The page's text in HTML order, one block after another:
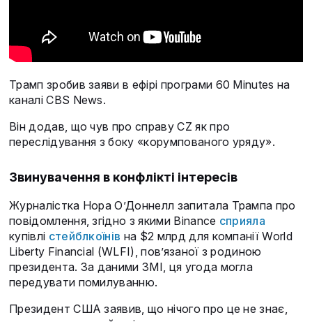
Трамп зробив заяви в ефірі програми 60 Minutes на
каналі CBS News.
Він додав, що чув про справу CZ як про
переслідування з боку «корумпованого уряду».
Звинувачення в конфлікті інтересів
Журналістка Нора О’Доннелл запитала Трампа про
повідомлення, згідно з якими Binance сприяла
купівлі стейблкоїнів на $2 млрд для компанії World
Liberty Financial (WLFI), пов’язаної з родиною
президента. За даними ЗМІ, ця угода могла
передувати помилуванню.
Президент США заявив, що нічого про це не знає,